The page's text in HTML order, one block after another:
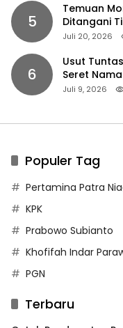
5
Temuan
Ditangani
Juli 20, 2026
6
Usut
Seret
Juli 9, 2026
Populer Tag
Pertamina Patra
KPK
Prabowo Subianto
Khofifah Indar
PGN
Terbaru